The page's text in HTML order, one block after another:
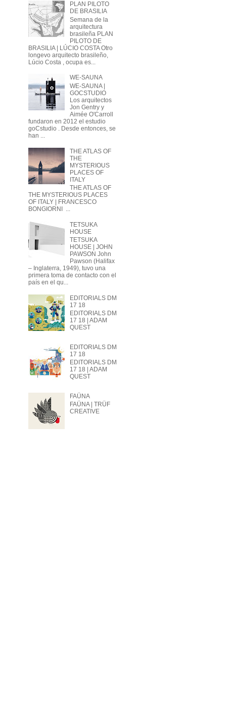
PLAN PILOTO
DE BRASILIA
Semana de la
arquitectura
brasileña PLAN
PILOTO DE
BRASILIA | LÚCIO COSTA Otro
longevo arquitecto brasileño,
Lúcio Costa , ocupa es...
WE-SAUNA
WE-SAUNA |
GOCSTUDIO
Los arquitectos
Jon Gentry y
Aimée O'Carroll
fundaron en 2012 el estudio
goCstudio . Desde entonces, se
han ...
THE ATLAS OF
THE
MYSTERIOUS
PLACES OF
ITALY
THE ATLAS OF
THE MYSTERIOUS PLACES
OF ITALY | FRANCESCO
BONGIORNI ...
TETSUKA
HOUSE
TETSUKA
HOUSE | JOHN
PAWSON John
Pawson (Halifax
– Inglaterra, 1949), tuvo una
primera toma de contacto con el
país en el qu...
EDITORIALS DM
17 18
EDITORIALS DM
17 18 | ADAM
QUEST
EDITORIALS DM
17 18
EDITORIALS DM
17 18 | ADAM
QUEST
FAÜNA
FAÜNA | TRÜF
CREATIVE